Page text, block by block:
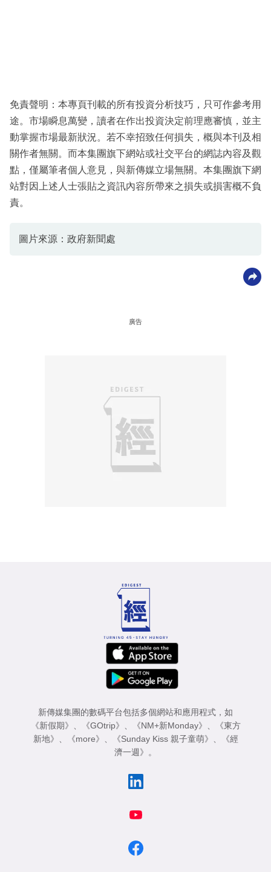
免責聲明：本專頁刊載的所有投資分析技巧，只可作參考用
途。市場瞬息萬變，讀者在作出投資決定前理應審慎，並主
動掌握市場最新狀況。若不幸招致任何損失，概與本刊及相
關作者無關。而本集團旗下網站或社交平台的網誌內容及觀
點，僅屬筆者個人意見，與新傳媒立場無關。本集團旗下網
站對因上述人士張貼之資訊內容所帶來之損失或損害概不負
責。
圖片來源：政府新聞處
廣告
新傳媒集團的數碼平台包括多個網站和應用程式，如
《新假期》
《GOtrip》 《NM+新Monday》
《東方
新地》
《more》 《Sunday Kiss 親子童萌》
《經
濟一週》
。